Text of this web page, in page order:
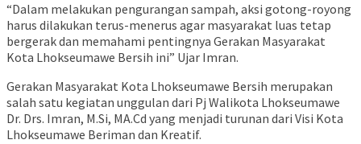
“Dalam melakukan pengurangan sampah, aksi gotong-royong
harus dilakukan terus-menerus agar masyarakat luas tetap
bergerak dan memahami pentingnya Gerakan Masyarakat
Kota Lhokseumawe Bersih ini” Ujar Imran.
Gerakan Masyarakat Kota Lhokseumawe Bersih merupakan
salah satu kegiatan unggulan dari Pj Walikota Lhokseumawe
Dr. Drs. Imran, M.Si, MA.Cd yang menjadi turunan dari Visi Kota
Lhokseumawe Beriman dan Kreatif.